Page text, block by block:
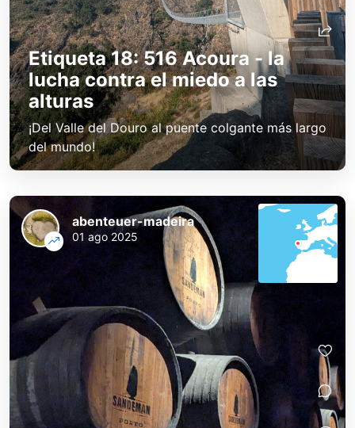
Etiqueta 18: 516 Acoura - la
lucha contra el miedo a las
alturas
¡Del Valle del Douro al puente colgante más largo
del mundo!
abenteuer-madeira
01 ago 2025